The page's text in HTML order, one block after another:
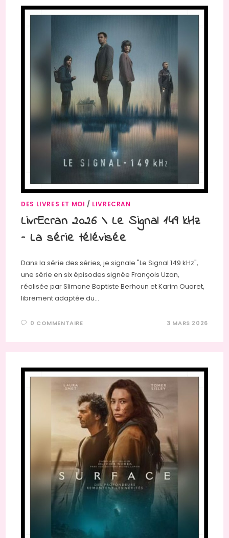
DES LIVRES ET MOI / LIVRECRAN
LivrEcran 2026 \ Le Signal 149 kHz
– La série télévisée
Dans la série des séries, je signale "Le Signal 149 kHz",
une série en six épisodes signée François Uzan,
réalisée par Slimane Baptiste Berhoun et Karim Ouaret,
librement adaptée du…
0 COMMENTAIRE 3 MARS 2026